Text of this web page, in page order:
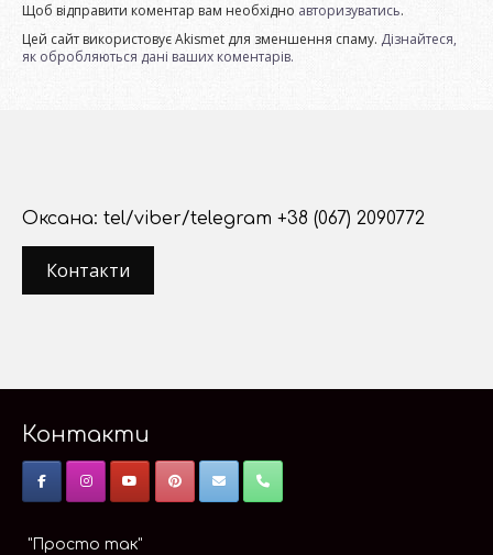
Щоб відправити коментар вам необхідно авторизуватись.
Цей сайт використовує Akismet для зменшення спаму. Дізнайтеся,
як обробляються дані ваших коментарів.
Оксана: tel/viber/telegram +38 (067) 2090772
Контакти
Контакти
"Просто так"